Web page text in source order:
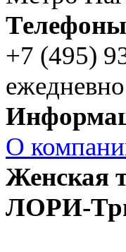
+7 (495)
О
Женская
ЛОРИ-